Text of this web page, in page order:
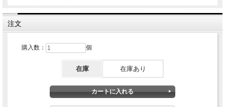
重量：約17g
ボディ素材：アルミ
■対応する消耗品はこちら
ボールペン替芯 M17 ジェットストリームインク ブラック
注文
購入数： 個
在庫 在庫あり